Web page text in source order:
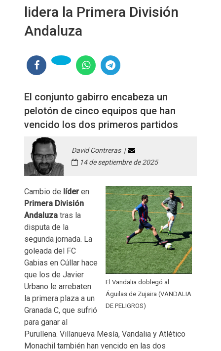
lidera la Primera División
Andaluza
El conjunto gabirro encabeza un
pelotón de cinco equipos que han
vencido los dos primeros partidos
David Contreras |
14 de septiembre de 2025
El Vandalia doblegó al
Águilas de Zujaira (VANDALIA
DE PELIGROS)
Cambio de líderen
Primera División
Andaluza tras la
disputa de la
segunda jornada. La
goleada del FC
Gabias en Cúllar hace
que los de Javier
Urbano le arrebaten
la primera plaza a un
Granada C, que sufrió
para ganar al
Purullena. Villanueva Mesía, Vandalia y Atlético
Monachil también han vencido en las dos